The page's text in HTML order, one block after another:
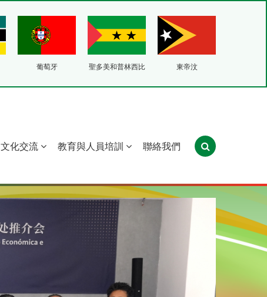
葡萄牙 聖多美和普林西比 東帝汶
文化交流 教育與人員培訓 聯絡我們